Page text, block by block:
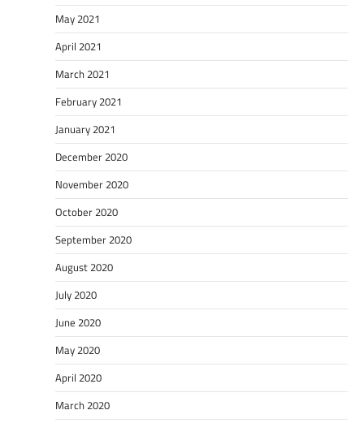
May 2021
April 2021
March 2021
February 2021
January 2021
December 2020
November 2020
October 2020
September 2020
August 2020
July 2020
June 2020
May 2020
April 2020
March 2020